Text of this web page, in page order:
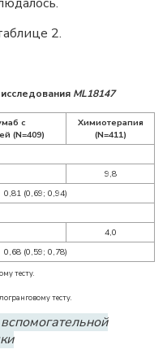
2.
ML18147
с
(N=409)
Химиотерапия
(N=411)
9,8
0,81 (0,69; 0,94)
4,0
0,68 (0,59; 0,78)
тесту.
тесту.